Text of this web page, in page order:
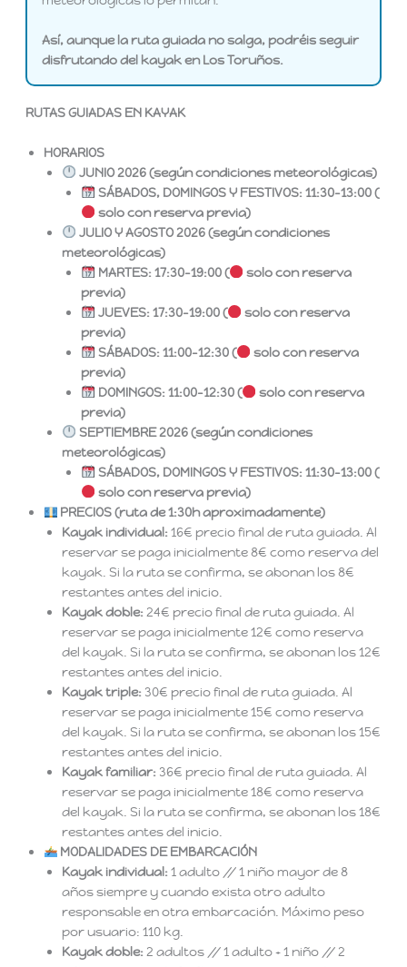
Así, aunque la ruta guiada no salga, podréis seguir
disfrutando del kayak en Los Toruños.
RUTAS GUIADAS EN KAYAK
HORARIOS
JUNIO 2026 (según condiciones meteorológicas)
SÁBADOS, DOMINGOS Y FESTIVOS: 11:30–13:00 (
solo con reserva previa)
JULIO Y AGOSTO 2026 (según condiciones
meteorológicas)
MARTES: 17:30–19:00 (
solo con reserva
previa)
JUEVES: 17:30–19:00 (
solo con reserva
previa)
SÁBADOS: 11:00–12:30 (
solo con reserva
previa)
DOMINGOS: 11:00–12:30 (
solo con reserva
previa)
SEPTIEMBRE 2026 (según condiciones
meteorológicas)
SÁBADOS, DOMINGOS Y FESTIVOS: 11:30–13:00 (
solo con reserva previa)
PRECIOS (ruta de 1:30h aproximadamente)
Kayak individual: 16€ precio final de ruta guiada. Al
reservar se paga inicialmente 8€ como reserva del
kayak. Si la ruta se confirma, se abonan los 8€
restantes antes del inicio.
Kayak doble: 24€ precio final de ruta guiada. Al
reservar se paga inicialmente 12€ como reserva
del kayak. Si la ruta se confirma, se abonan los 12€
restantes antes del inicio.
Kayak triple: 30€ precio final de ruta guiada. Al
reservar se paga inicialmente 15€ como reserva
del kayak. Si la ruta se confirma, se abonan los 15€
restantes antes del inicio.
Kayak familiar: 36€ precio final de ruta guiada. Al
reservar se paga inicialmente 18€ como reserva
del kayak. Si la ruta se confirma, se abonan los 18€
restantes antes del inicio.
MODALIDADES DE EMBARCACIÓN
Kayak individual: 1 adulto // 1 niño mayor de 8
años siempre y cuando exista otro adulto
responsable en otra embarcación. Máximo peso
por usuario: 110 kg.
Kayak doble: 2 adultos // 1 adulto + 1 niño // 2